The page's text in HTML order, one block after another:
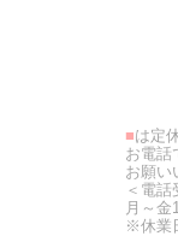
■は定
お電話
お願い
＜電話
月～
※休業